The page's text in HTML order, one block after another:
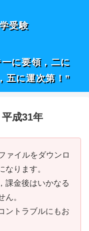
受験
に要領，二に
五に運次第！”
成31年
ァイルをダウンロ
なります。
課金後はいかなる
ん。
ントラブルにもお